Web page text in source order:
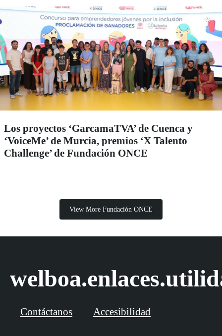
Los proyectos ‘GarcamaTVA’ de Cuenca y
‘VoiceMe’ de Murcia, premios ‘X Talento
Challenge’ de Fundación ONCE
View More Fundación ONCE
Contáctanos Accesibilidad